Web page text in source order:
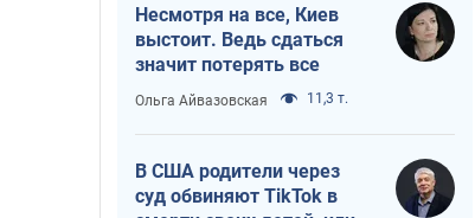
Несмотря на все, Киев
выстоит. Ведь сдаться
значит потерять все
Ольга Айвазовская 11,3 т.
В США родители через
суд обвиняют TikTok в